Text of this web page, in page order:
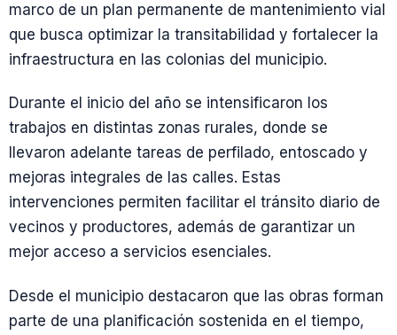
marco de un plan permanente de mantenimiento vial
que busca optimizar la transitabilidad y fortalecer la
infraestructura en las colonias del municipio.
Durante el inicio del año se intensificaron los
trabajos en distintas zonas rurales, donde se
llevaron adelante tareas de perfilado, entoscado y
mejoras integrales de las calles. Estas
intervenciones permiten facilitar el tránsito diario de
vecinos y productores, además de garantizar un
mejor acceso a servicios esenciales.
Desde el municipio destacaron que las obras forman
parte de una planificación sostenida en el tiempo,